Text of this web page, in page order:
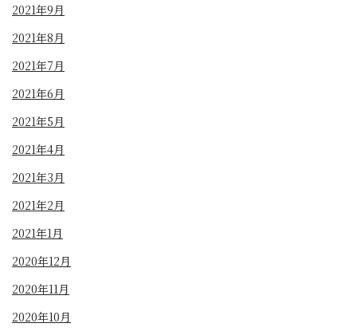
2021年9月
2021年8月
2021年7月
2021年6月
2021年5月
2021年4月
2021年3月
2021年2月
2021年1月
2020年12月
2020年11月
2020年10月